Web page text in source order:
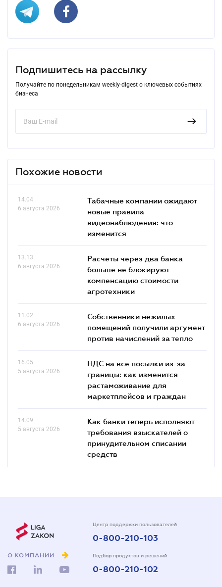
Подпишитесь на рассылку
Получайте по понедельникам weekly-digest о ключевых событиях
бизнеса
Похожие новости
14.04
6 августа 2026
Табачные компании ожидают
новые правила
видеонаблюдения: что
изменится
13.13
6 августа 2026
Расчеты через два банка
больше не блокируют
компенсацию стоимости
агротехники
11.02
6 августа 2026
Собственники нежилых
помещений получили аргумент
против начислений за тепло
16.05
5 августа 2026
НДС на все посылки из-за
границы: как изменится
растаможивание для
маркетплейсов и граждан
14.09
5 августа 2026
Как банки теперь исполняют
требования взыскателей о
принудительном списании
средств
О КОМПАНИИ
Центр поддержки пользователей
0-800-210-103
Подбор продуктов и решений
0-800-210-102